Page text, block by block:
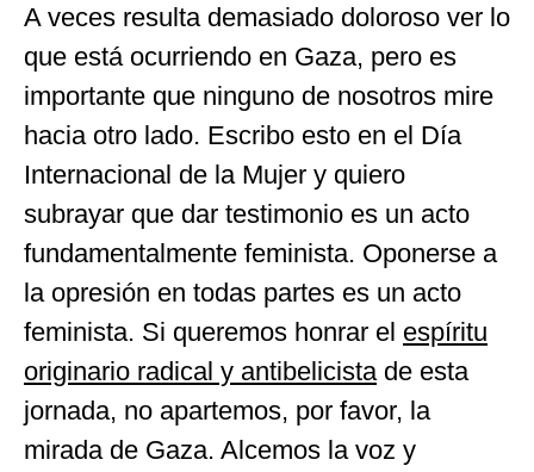
A veces resulta demasiado doloroso ver lo
que está ocurriendo en Gaza, pero es
importante que ninguno de nosotros mire
hacia otro lado. Escribo esto en el Día
Internacional de la Mujer y quiero
subrayar que dar testimonio es un acto
fundamentalmente feminista. Oponerse a
la opresión en todas partes es un acto
feminista. Si queremos honrar el espíritu
originario radical y antibelicista de esta
jornada, no apartemos, por favor, la
mirada de Gaza. Alcemos la voz y